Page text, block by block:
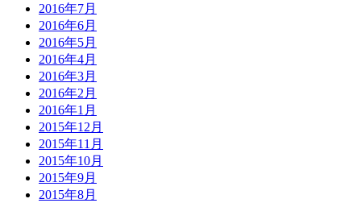
2016年7月
2016年6月
2016年5月
2016年4月
2016年3月
2016年2月
2016年1月
2015年12月
2015年11月
2015年10月
2015年9月
2015年8月